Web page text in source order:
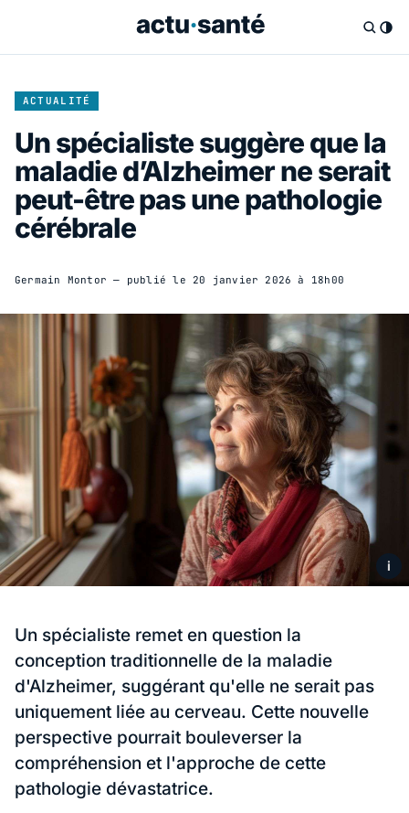
ACTUALITÉ
Un spécialiste suggère que la
maladie d’Alzheimer ne serait
peut-être pas une pathologie
cérébrale
Germain Montor — publié le 20 janvier 2026 à 18h00
i
Un spécialiste remet en question la
conception traditionnelle de la maladie
d'Alzheimer, suggérant qu'elle ne serait pas
uniquement liée au cerveau. Cette nouvelle
perspective pourrait bouleverser la
compréhension et l'approche de cette
pathologie dévastatrice.